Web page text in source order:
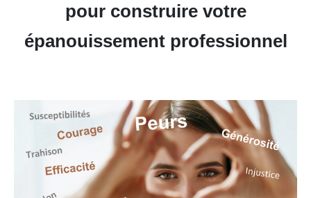
pour construire votre
épanouissement professionnel